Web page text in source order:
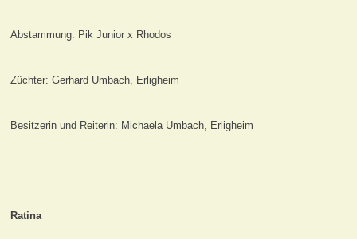
Abstammung: Pik Junior x Rhodos
Züchter: Gerhard Umbach, Erligheim
Besitzerin und Reiterin: Michaela Umbach, Erligheim
Ratina